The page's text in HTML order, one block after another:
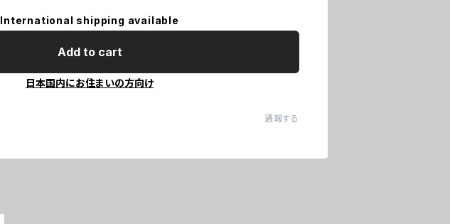
International shipping available
Add to cart
日本国内にお住まいの方向け
通報する